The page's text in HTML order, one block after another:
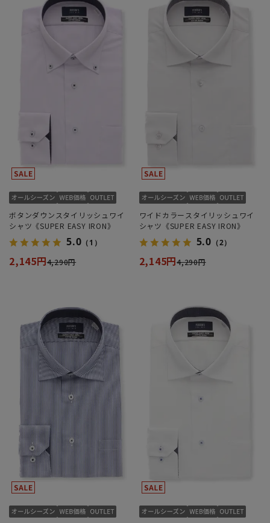
ボタンダウンスタイリッシュワイ
シャツ《SUPER EASY IRON》
5.0 （1）
2,145円4,290円
ワイドカラースタイリッシュワイ
シャツ《SUPER EASY IRON》
5.0 （2）
2,145円4,290円